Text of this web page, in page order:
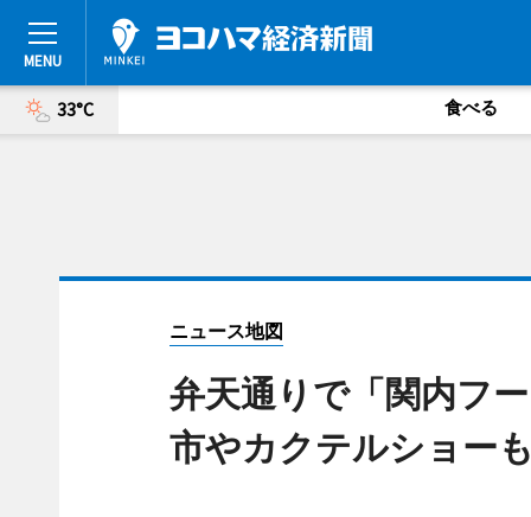
33°C 食べる
ニュース地図
弁天通りで「関内フ
市やカクテルショー